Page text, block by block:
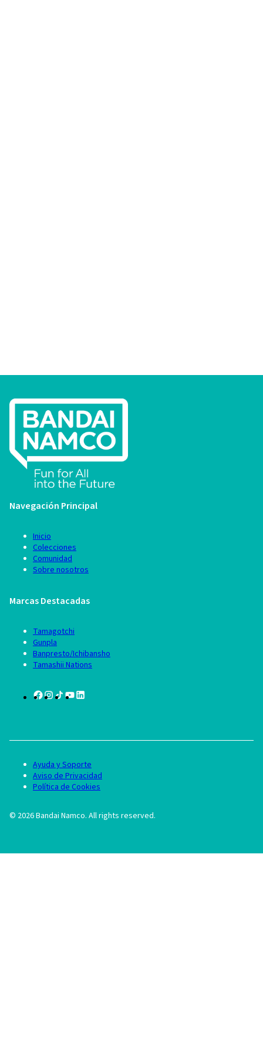
Navegación Principal
Inicio
Colecciones
Comunidad
Sobre nosotros
Marcas Destacadas
Tamagotchi
Gunpla
Banpresto/Ichibansho
Tamashii Nations
© 2026Bandai Namco. All rights reserved.
Ayuda y Soporte
Aviso de Privacidad
Política de Cookies